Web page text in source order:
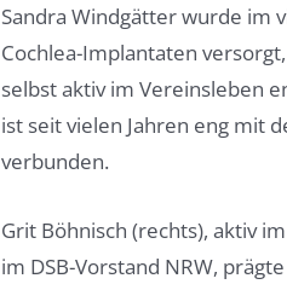
Sandra Windgätter wurde im
Cochlea-Implantaten
selbst aktiv im Vereinsleben
ist seit vielen Jahren eng mit
verbunden.
Grit Böhnisch (rechts), aktiv
im DSB-Vorstand NRW,